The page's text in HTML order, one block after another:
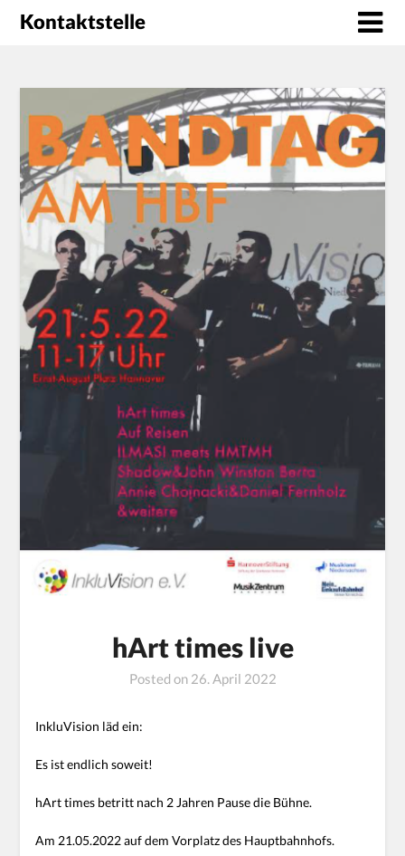
Kontaktstelle
hArt times live
Posted on 26. April 2022
InkluVision läd ein:
Es ist endlich soweit!
hArt times betritt nach 2 Jahren Pause die Bühne.
Am 21.05.2022 auf dem Vorplatz des Hauptbahnhofs.